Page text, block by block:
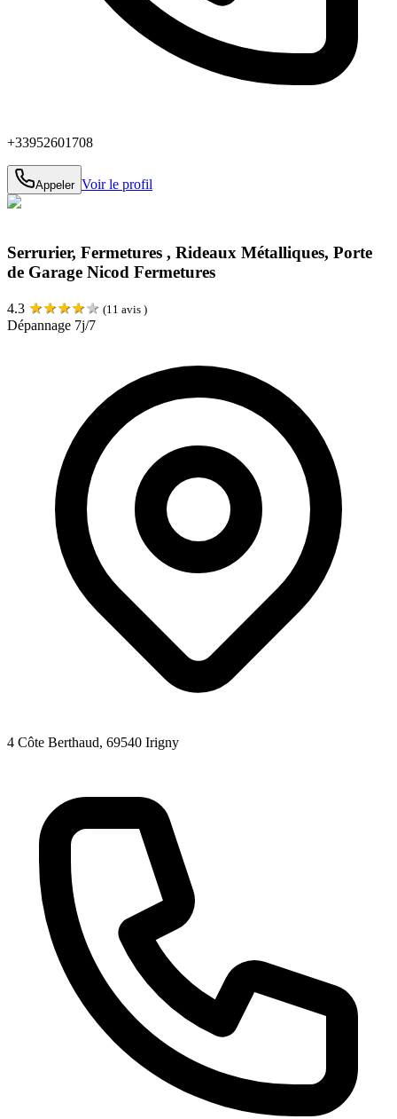
+33952601708
Appeler Voir le profil
Serrurier, Fermetures , Rideaux Métalliques, Porte
de Garage Nicod Fermetures
4.3 ★★★★★ (11 avis )
Dépannage 7j/7
4 Côte Berthaud, 69540 Irigny